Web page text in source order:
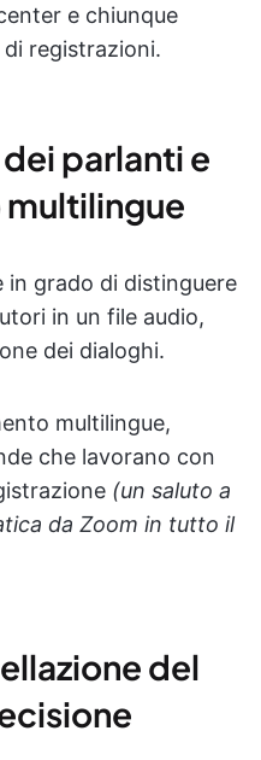
e chiunque
registrazioni.
parlanti e
in grado di distinguere
in un file audio,
dei dialoghi.
multilingue,
che lavorano con
(un saluto a
da Zoom in tutto il
del